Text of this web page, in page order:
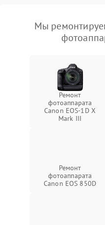
Мы
Ремонт
фотоаппарата
Canon EOS‑1D X
Mark III
Ремонт
фотоаппарата
Canon EOS 850D